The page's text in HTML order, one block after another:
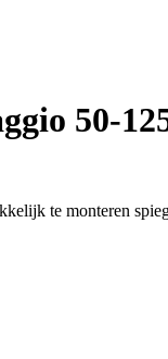
50-
te monteren